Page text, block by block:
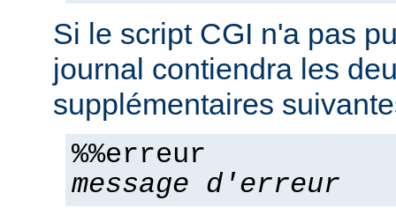
Si le script CGI n'a pas
journal contiendra les
supplémentaires
%%erreur
message d'erreur